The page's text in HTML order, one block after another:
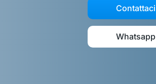
Contattaci
Whatsapp